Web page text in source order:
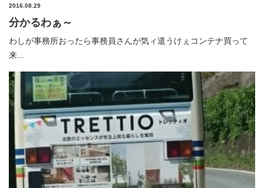
2016.08.29
分かるわぁ～
わしが事務所おったら事務員さんが気ィ遣うけぇコンテナ買って
来...